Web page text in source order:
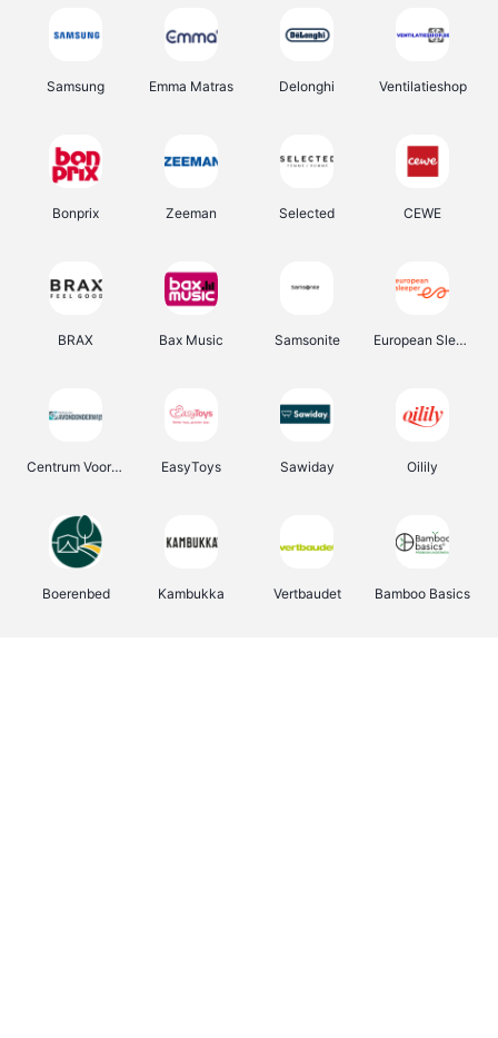
Samsung Emma Matras Delonghi Ventilatieshop
Bonprix Zeeman Selected CEWE
BRAX Bax Music Samsonite European Sleeper
Centrum Voor Avondonderwijs EasyToys Sawiday Oilily
Boerenbed Kambukka Vertbaudet Bamboo Basics